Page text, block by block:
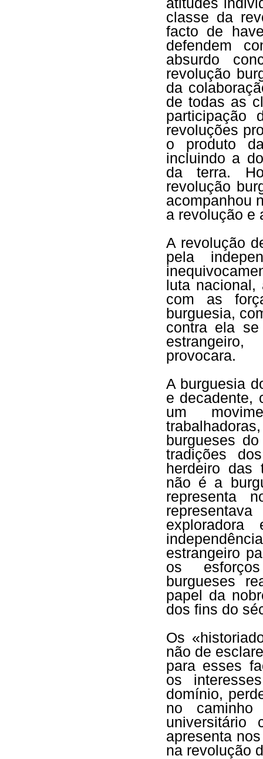
atitudes
classe da
facto de
defendem
absurdo
revolução
da
de todas as
participação
revoluções
o produto
incluindo a
da terra.
revolução
acompanhou
a revolução e
A revolução
pela
luta
com as
burguesia,
contra ela
provocara.
A burguesia
e decadente,
um
burgueses
tradições
herdeiro das
não é a
representa
estrangeiro
os
burgueses
papel da
dos fins do
Os
não de
para esses
os
domínio,
no
universitário
apresenta
na revolução